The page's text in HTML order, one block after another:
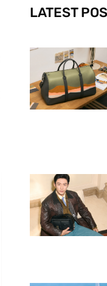
-
f
m
LATEST